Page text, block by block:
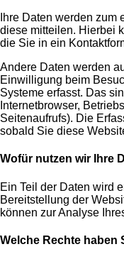
Ihre Daten werden
diese mitteilen. Hierbei
die Sie in ein
Andere Daten werden
Einwilligung beim
Systeme erfasst. Das
Internetbrowser,
Seitenaufrufs). Die
sobald Sie diese
Wofür nutzen wir Ihre
Ein Teil der Daten wird
Bereitstellung der
können zur Analyse
Welche Rechte haben